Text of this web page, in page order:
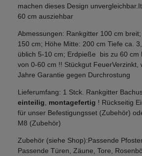
machen dieses Design
60 cm ausziehbar
Abmessungen: Rankgitter 100 cm
150 cm; Höhe Mitte: 200 cm Tiefe ca.
üblich 5-10 cm; Erdpieße bis zu 60 cm
von 0-60 cm !! Stückgut FeuerVerzinkt,
Jahre Garantie gegen Durchrostung
Lieferumfang: 1 Stck. Rankgitter
einteilig
montagefertig ! Rückseitig
für unser Befestigungsset (Zubehör)
M8 (Zubehör)
Zubehör (siehe Shop):Passende
Passende Türen, Zäune, Tore,